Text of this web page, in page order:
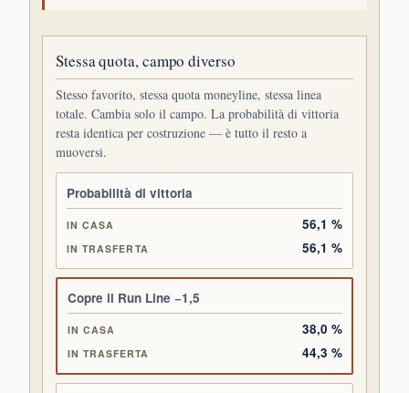
Stessa quota, campo diverso
Stesso favorito, stessa quota moneyline, stessa linea
totale. Cambia solo il campo. La probabilità di vittoria
resta identica per costruzione — è tutto il resto a
muoversi.
FAVORITO IN CASA
Probabilità di vittoria
56,1 %
56,1 %
Copre il Run Line −1,5
38,0 %
44,3 %